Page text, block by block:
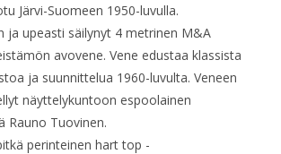
Järvi-Suomeen 1950-luvulla.
ja upeasti säilynyt 4 metrinen M&A
avovene. Vene edustaa klassista
ja suunnittelua 1960-luvulta. Veneen
näyttelykuntoon espoolainen
Rauno Tuovinen.
perinteinen hart top -